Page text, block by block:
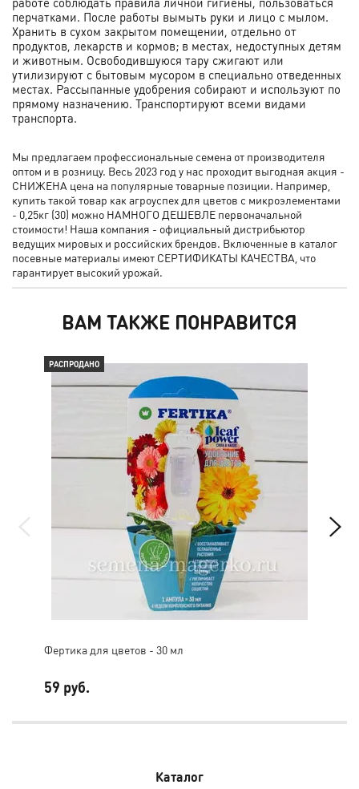
перчатками. После работы вымыть руки и лицо с мылом.
Хранить в сухом закрытом помещении, отдельно от
продуктов, лекарств и кормов; в местах, недоступных детям
и животным. Освободившуюся тару сжигают или
утилизируют с бытовым мусором в специально отведенных
местах. Рассыпанные удобрения собирают и используют по
прямому назначению. Транспортируют всеми видами
транспорта.
Мы предлагаем профессиональные семена от производителя
оптом и в розницу. Весь 2023 год у нас проходит выгодная акция -
СНИЖЕНА цена на популярные товарные позиции. Например,
купить такой товар как агроуспех для цветов с микроэлементами
- 0,25кг (30) можно НАМНОГО ДЕШЕВЛЕ первоначальной
стоимости! Наша компания - официальный дистрибьютор
ведущих мировых и российских брендов. Включенные в каталог
посевные материалы имеют СЕРТИФИКАТЫ КАЧЕСТВА, что
гарантирует высокий урожай.
ВАМ ТАКЖЕ ПОНРАВИТСЯ
РАСПРОДАНО
Фертика для цветов - 30 мл
59 руб.
Каталог